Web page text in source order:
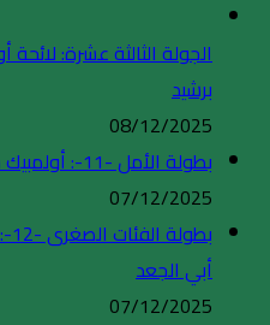
الجولة الثالثة عشرة:
برشيد
08/12/2025
بطولة الأمل -11-: أولمبيك خريبكة يفوز على وداد تمارة
07/12/2025
أبي الجعد
07/12/2025